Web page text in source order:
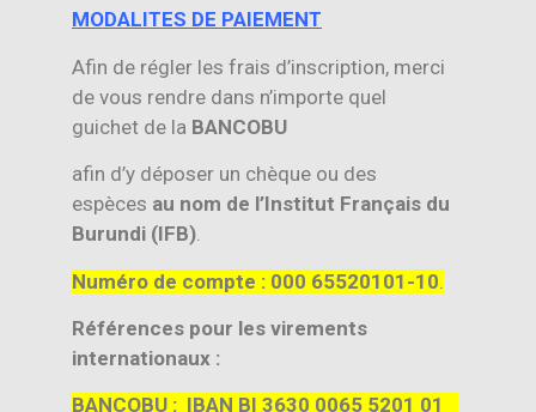
MODALITES DE PAIEMENT
Afin de régler les frais d’inscription, merci
de vous rendre dans ​n’importe quel
guichet de la BANCOBU
afin d’y déposer un chèque ou des
espèces au nom de l’Institut Français du
Burundi (IFB).
Numéro de compte : 000 65520101-10
Références pour les virements
internationaux :
BANCOBU : IBAN BI 3630 0065 5201 01